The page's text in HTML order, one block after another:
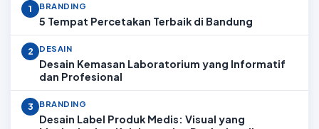
1 BRANDING
5 Tempat Percetakan Terbaik di Bandung
2 DESAIN
Desain Kemasan Laboratorium yang Informatif
dan Profesional
3 BRANDING
Desain Label Produk Medis: Visual yang